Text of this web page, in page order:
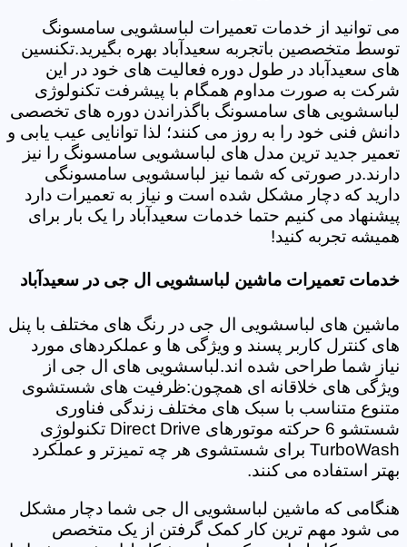
می توانید از خدمات تعمیرات لباسشویی سامسونگ
توسط متخصصین باتجربه سعیدآباد بهره بگیرید.تکنسین
های سعیدآباد در طول دوره فعالیت های خود در این
شرکت به صورت مداوم همگام با پیشرفت تکنولوژی
لباسشویی های سامسونگ باگذراندن دوره های تخصصی
دانش فنی خود را به روز می کنند؛ لذا توانایی عیب یابی و
تعمیر جدید ترین مدل های لباسشویی سامسونگ را نیز
دارند.در صورتی که شما نیز لباسشویی سامسونگی
دارید که دچار مشکل شده است و نیاز به تعمیرات دارد
پیشنهاد می کنیم حتما خدمات سعیدآباد را یک بار برای
همیشه تجربه کنید!
خدمات تعمیرات ماشین لباسشویی ال جی در سعیدآباد
ماشین های لباسشویی ال جی در رنگ های مختلف با پنل
های کنترل کاربر پسند و ویژگی ها و عملکردهای مورد
نیاز شما طراحی شده اند.لباسشویی های ال جی از
ویژگی های خلاقانه ای همچون:ظرفیت های شستشوی
متنوع متناسب با سبک های مختلف زندگی فناوری
شستشو 6 حرکته موتورهای Direct Drive تکنولوژِی
TurboWash برای شستشوی هر چه تمیزتر و عملکرد
بهتر استفاده می کنند.
هنگامی که ماشین لباسشویی ال جی شما دچار مشکل
می شود مهم ترین کار کمک گرفتن از یک متخصص